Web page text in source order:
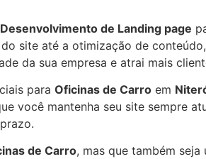
Desenvolvimento de Landing page
site até a otimização de
da sua empresa e atrai mais
para Oficinas de Carro em
você mantenha seu site sempre
de Carro, mas que também